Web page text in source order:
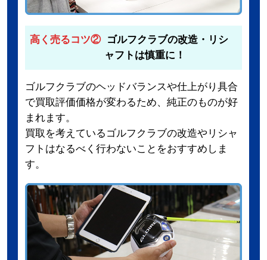
高く売るコツ②
ゴルフクラブの改造・リシ
ャフトは慎重に！
ゴルフクラブのヘッドバランスや仕上がり具合
で買取評価価格が変わるため、純正のものが好
まれます。
買取を考えているゴルフクラブの改造やリシャ
フトはなるべく行わないことをおすすめしま
す。